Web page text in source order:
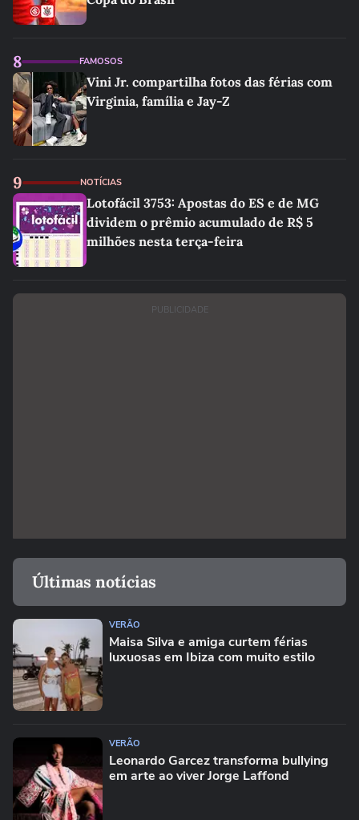
8 FAMOSOS
Vini Jr. compartilha fotos das férias com
Virginia, família e Jay-Z
9 NOTÍCIAS
Lotofácil 3753: Apostas do ES e de MG
dividem o prêmio acumulado de R$ 5
milhões nesta terça-feira
PUBLICIDADE
Últimas notícias
VERÃO
Maisa Silva e amiga curtem férias
luxuosas em Ibiza com muito estilo
VERÃO
Leonardo Garcez transforma bullying
em arte ao viver Jorge Laffond